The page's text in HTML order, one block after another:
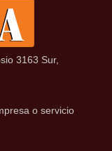
3163 Sur,
o servicio